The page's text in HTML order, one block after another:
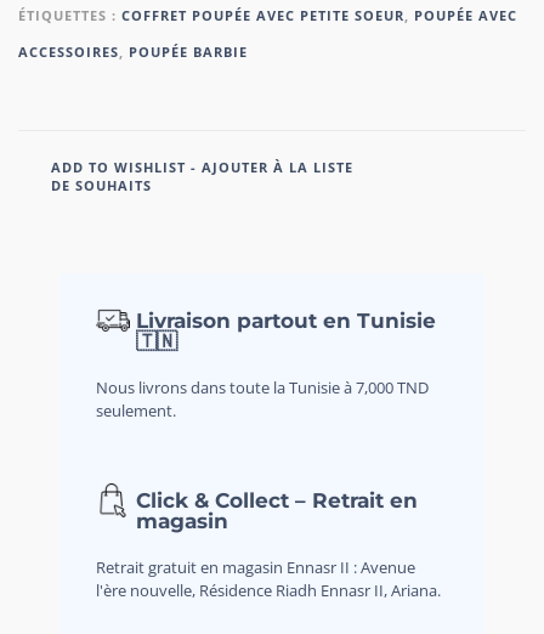
ÉTIQUETTES : COFFRET POUPÉE AVEC PETITE SOEUR
POUPÉE AVEC
ACCESSOIRES
POUPÉE BARBIE
ADD TO WISHLIST - AJOUTER À LA LISTE
DE SOUHAITS
Livraison partout en Tunisie
🇹🇳
Nous livrons dans toute la Tunisie à 7,000 TND
seulement.
Click & Collect – Retrait en
magasin
Retrait gratuit en magasin Ennasr II : Avenue
l'ère nouvelle, Résidence Riadh Ennasr II, Ariana.